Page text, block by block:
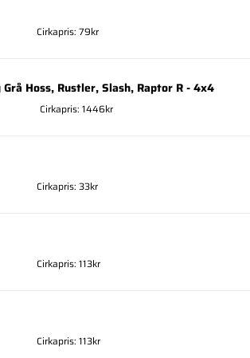
Cirkapris: 79kr
Hoss, Rustler, Slash, Raptor R - 4x4
Cirkapris: 1446kr
Cirkapris: 33kr
Cirkapris: 113kr
Cirkapris: 113kr